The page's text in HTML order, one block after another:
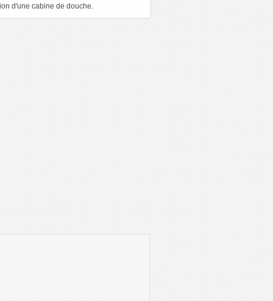
d'une cabine de douche.